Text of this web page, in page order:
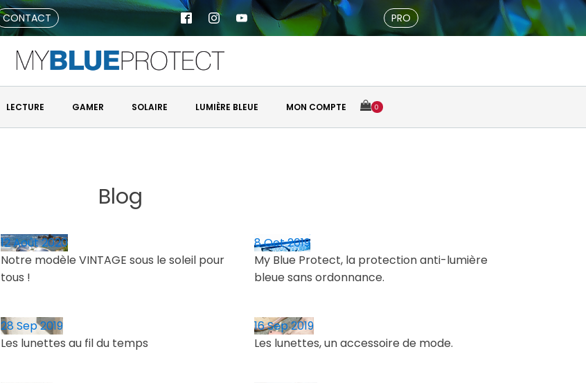
CONTACT PRO
LECTURE GAMER SOLAIRE LUMIÈRE BLEUE MON COMPTE
Blog
12 Août 2020
Notre modèle VINTAGE sous le soleil pour
tous !
8 Oct 2019
My Blue Protect, la protection anti-lumière
bleue sans ordonnance.
28 Sep 2019
Les lunettes au fil du temps
16 Sep 2019
Les lunettes, un accessoire de mode.